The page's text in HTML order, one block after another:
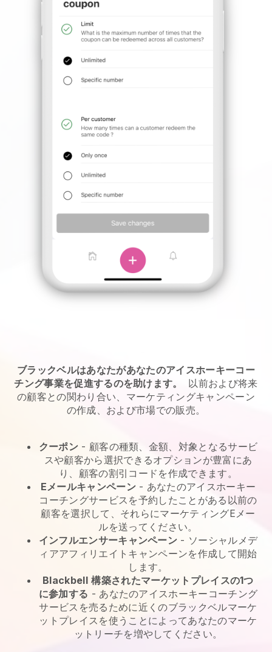
ブラックベルはあなたがあなたのアイスホーキーコー
チング事業を促進するのを助けます。
以前および将来
の顧客との関わり合い、マーケティングキャンペーン
の作成、および市場での販売。
クーポン- 顧客の種類、金額、対象となるサービ
スや顧客から選択できるオプションが豊富にあ
り、顧客の割引コードを作成できます。
Eメールキャンペーン- あなたのアイスホーキー
コーチングサービスを予約したことがある以前の
顧客を選択して、それらにマーケティングEメー
ルを送ってください。
インフルエンサーキャンペーン - ソーシャルメデ
ィアアフィリエイトキャンペーンを作成して開始
します。
Blackbell 構築されたマーケットプレイスの1つ
に参加する - あなたのアイスホーキーコーチング
サービスを売るために近くのブラックベルマーケ
ットプレイスを使うことによってあなたのマーケ
ットリーチを増やしてください。